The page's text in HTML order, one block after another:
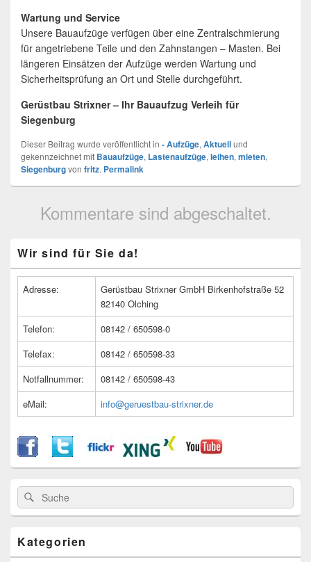
Wartung und Service
Unsere Bauaufzüge verfügen über eine Zentralschmierung
für angetriebene Teile und den Zahnstangen – Masten. Bei
längeren Einsätzen der Aufzüge werden Wartung und
Sicherheitsprüfung an Ort und Stelle durchgeführt.
Gerüstbau Strixner – Ihr Bauaufzug Verleih für
Siegenburg
Dieser Beitrag wurde veröffentlicht in - Aufzüge, Aktuellund
gekennzeichnet mit Bauaufzüge, Lastenaufzüge, leihen, mieten,
Siegenburgvon fritz. Permalink
Kommentare sind abgeschaltet.
Seitenleisten
Widget-
Wir sind für Sie da!
Adresse:
Gerüstbau Strixner GmbH Birkenhofstraße 52
82140 Olching
Telefon:
08142 / 650598-0
Telefax:
08142 / 650598-33
Notfallnummer:
08142 / 650598-43
eMail:
info@geruestbau-strixner.de
Suche
nach:
Suche
Kategorien